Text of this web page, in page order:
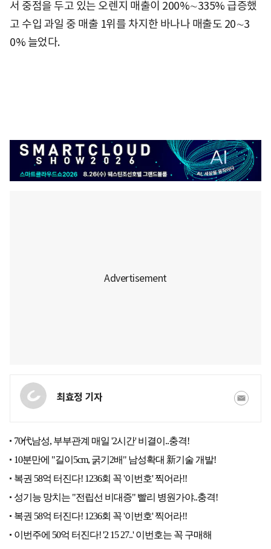
서 중점을 두고 있는 오렌지 매출이 200%∼335% 급증했
고 수입 과일 중 매출 1위를 차지한 바나나 매출도 20∼3
0% 늘었다.
최효정 기자